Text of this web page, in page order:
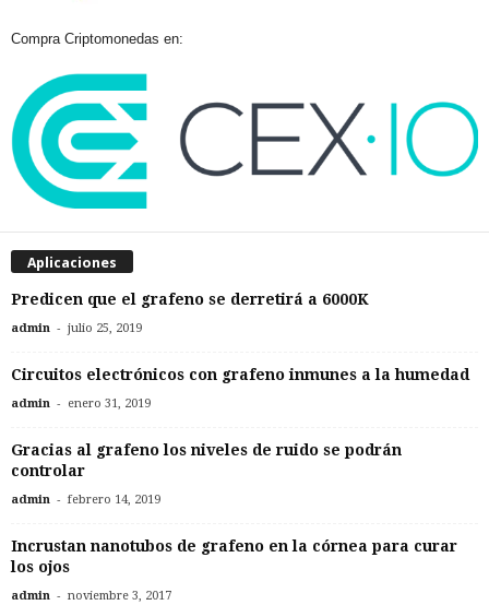
Compra Criptomonedas en:
Aplicaciones
Predicen que el grafeno se derretirá a 6000K
admin - julio 25, 2019
Circuitos electrónicos con grafeno inmunes a la humedad
admin - enero 31, 2019
Gracias al grafeno los niveles de ruido se podrán
controlar
admin - febrero 14, 2019
Incrustan nanotubos de grafeno en la córnea para curar
los ojos
admin - noviembre 3, 2017